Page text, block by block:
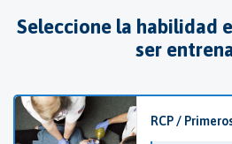
Seleccione la habilidad
ser
RCP /